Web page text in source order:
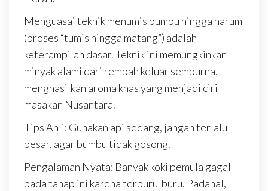
Menguasai teknik menumis bumbu hingga harum
(proses “tumis hingga matang”) adalah
keterampilan dasar. Teknik ini memungkinkan
minyak alami dari rempah keluar sempurna,
menghasilkan aroma khas yang menjadi ciri
masakan Nusantara.
Tips Ahli: Gunakan api sedang, jangan terlalu
besar, agar bumbu tidak gosong.
Pengalaman Nyata: Banyak koki pemula gagal
pada tahap ini karena terburu-buru. Padahal,